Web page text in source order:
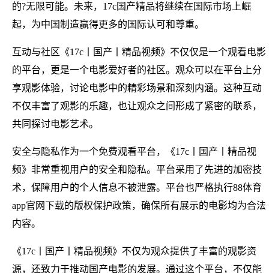
的?无限可能。未来，17c国产精品将继续在国际市场上崛
起，为中国制造赢得更多的国际认可和尊重。
互动与社区《17c丨国产丨精品视频》不仅仅是一个观看电影
的平台，更是一个电影爱好者的社区。观众可以在平台上分
享观影体验，讨论电影中的精彩场景和深刻内涵。这种互动
不仅丰富了观影的乐趣，也让观众之间形成了紧密的联系，
共同探讨电影艺术。
安全与隐私作为一个免费观看平台，《17c丨国产丨精品视
频》非常重视用户的安全和隐私。平台采用了先进的加密技
术，保障用户的个人信息不被泄露。平台也严格执行88体育
app官网下载的版权保护政策，确保所有展示的电影均为合法
内容。
《17c丨国产丨精品视频》不仅为观众提供了丰富的观影资
源，还致力于推动国产电影的发展。通过这个平台，不仅能